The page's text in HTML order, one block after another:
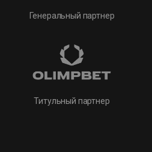
Генеральный партнер
Титульный партнер